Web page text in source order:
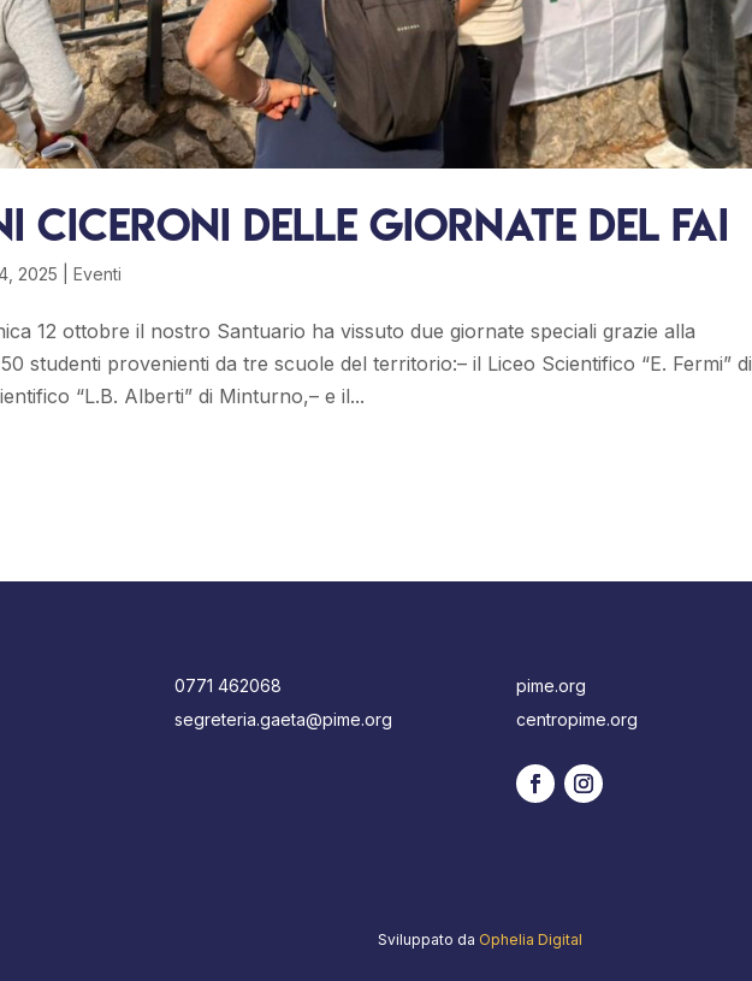
ciceroni delle giornate del FAI
2025 |Eventi
12 ottobre il nostro Santuario ha vissuto due giornate speciali grazie alla
studenti provenienti da tre scuole del territorio:– il Liceo Scientifico “E. Fermi” di
“L.B. Alberti” di Minturno,– e il...
0771 462068
segreteria.gaeta@pime.org
pime.org
centropime.org
Sviluppato da Ophelia Digital